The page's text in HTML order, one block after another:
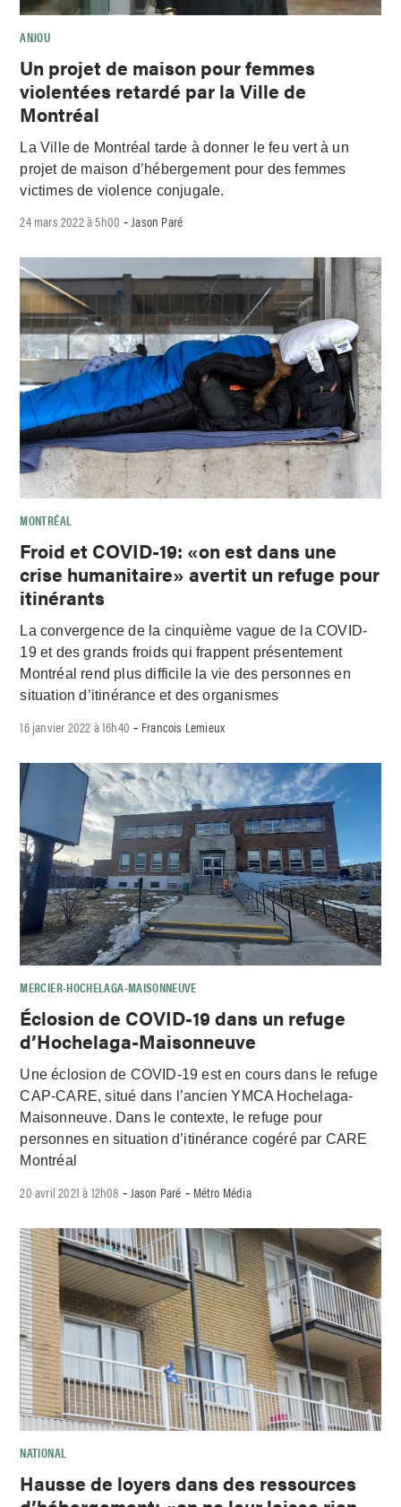
ANJOU
Un projet de maison pour femmes
violentées retardé par la Ville de
Montréal
La Ville de Montréal tarde à donner le feu vert à un
projet de maison d’hébergement pour des femmes
victimes de violence conjugale.
24 mars 2022 à 5h00 - Jason Paré
MONTRÉAL
Froid et COVID-19: «on est dans une
crise humanitaire» avertit un refuge pour
itinérants
La convergence de la cinquième vague de la COVID-
19 et des grands froids qui frappent présentement
Montréal rend plus difficile la vie des personnes en
situation d’itinérance et des organismes
16 janvier 2022 à 16h40 - Francois Lemieux
MERCIER-HOCHELAGA-MAISONNEUVE
Éclosion de COVID-19 dans un refuge
d’Hochelaga-Maisonneuve
Une éclosion de COVID-19 est en cours dans le refuge
CAP-CARE, situé dans l’ancien YMCA Hochelaga-
Maisonneuve. Dans le contexte, le refuge pour
personnes en situation d’itinérance cogéré par CARE
Montréal
20 avril 2021 à 12h08 - Jason Paré - Métro Média
NATIONAL
Hausse de loyers dans des ressources